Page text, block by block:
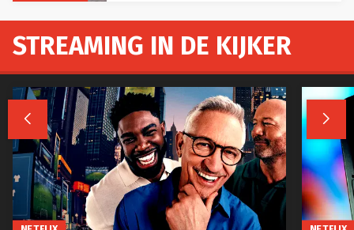
STREAMING IN DE KIJKER
 